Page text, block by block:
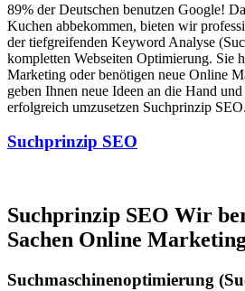
89% der Deutschen benutzen Google!
Kuchen abbekommen, bieten wir
der tiefgreifenden Keyword Analyse
kompletten Webseiten Optimierung. Sie
Marketing oder benötigen neue Online
geben Ihnen neue Ideen an die Hand
erfolgreich umzusetzen Suchprinzip SEO.
Suchprinzip SEO
Suchprinzip SEO Wir
Sachen Online
Suchmaschinenoptimierung